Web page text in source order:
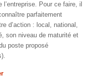
Pour ce faire, il
parfaitement
d’action : local, national,
son niveau de maturité et
poste proposé